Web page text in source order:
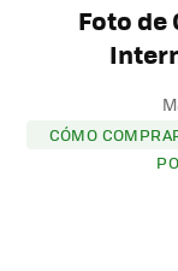
Foto de
CÓMO